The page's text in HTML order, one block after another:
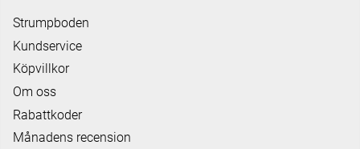
Strumpboden
Kundservice
Köpvillkor
Om oss
Rabattkoder
Månadens recension